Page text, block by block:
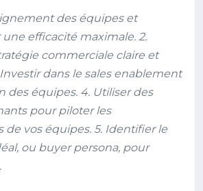
des équipes et
une efficacité maximale. 2.
commerciale claire et
dans le sales enablement
des équipes. 4. Utiliser des
pour piloter les
de vos équipes. 5. Identifier le
ou buyer persona, pour